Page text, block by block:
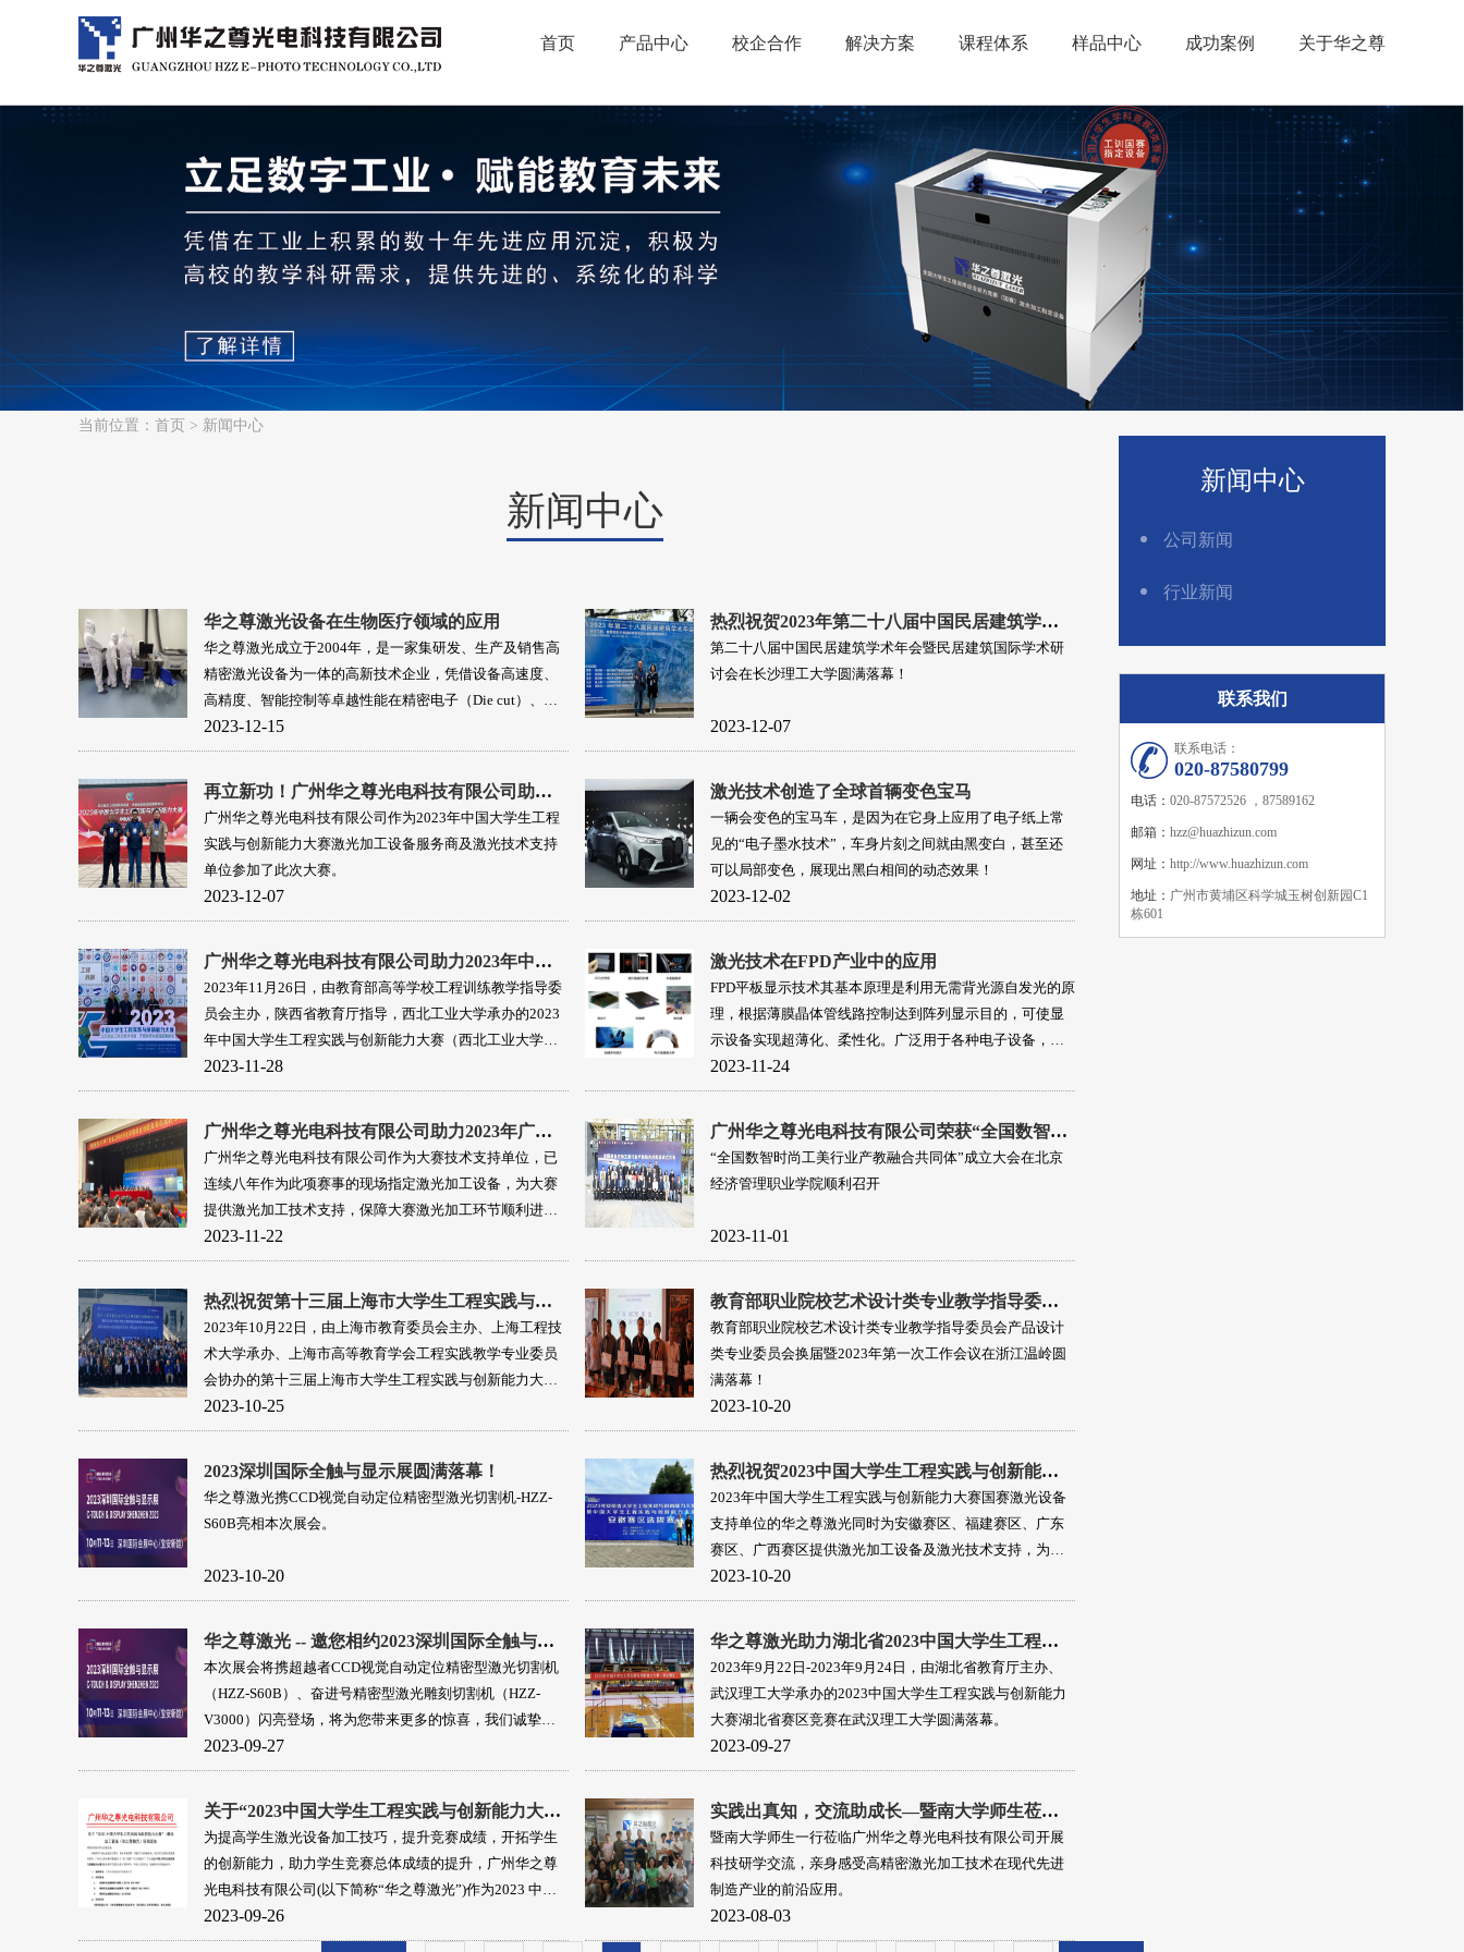
首页 产品中心 校企合作 解决方案 课程体系 样品中心 成功案例 关于华之尊
当前位置： 首页 > 新闻中心
新闻中心
华之尊激光设备在生物医疗领域的应用
华之尊激光成立于2004年，是一家集研发、生产及销售高
精密激光设备为一体的高新技术企业，凭借设备高速度、
高精度、智能控制等卓越性能在精密电子（Die cut）、半
导体产业（Wafer）、3C产业、核电新能源、汽车制造、
FPD平板显示、生物医疗等工业领域得到广泛应用，为他们
2023-12-15
热烈祝贺2023年第二十八届中国民居建筑学术年会暨民居建筑国际学术研讨会圆满落幕！
第二十八届中国民居建筑学术年会暨民居建筑国际学术研
讨会在长沙理工大学圆满落幕！
2023-12-07
再立新功！广州华之尊光电科技有限公司助力2023年中国大学生工程实践与创新能力大赛全国总决赛（中南大学赛区）成功举办！
广州华之尊光电科技有限公司作为2023年中国大学生工程
实践与创新能力大赛激光加工设备服务商及激光技术支持
单位参加了此次大赛。
2023-12-07
激光技术创造了全球首辆变色宝马
一辆会变色的宝马车，是因为在它身上应用了电子纸上常
见的“电子墨水技术”，车身片刻之间就由黑变白，甚至还
可以局部变色，展现出黑白相间的动态效果！
2023-12-02
广州华之尊光电科技有限公司助力2023年中国大学生工程实践与创新能力大赛全国总决赛（西北工业大学赛区）成功举办！
2023年11月26日，由教育部高等学校工程训练教学指导委
员会主办，陕西省教育厅指导，西北工业大学承办的2023
年中国大学生工程实践与创新能力大赛（西北工业大学赛
区）在西北工业大学成功举办！
2023-11-28
激光技术在FPD产业中的应用
FPD平板显示技术其基本原理是利用无需背光源自发光的原
理，根据薄膜晶体管线路控制达到阵列显示目的，可使显
示设备实现超薄化、柔性化。广泛用于各种电子设备，包
括电视、计算机和智能手机，当前平板显示器件主要包括
LCD、PDP和OLED等
2023-11-24
广州华之尊光电科技有限公司助力2023年广东省工科大学生实验综合技能竞赛顺利举办！
广州华之尊光电科技有限公司作为大赛技术支持单位，已
连续八年作为此项赛事的现场指定激光加工设备，为大赛
提供激光加工技术支持，保障大赛激光加工环节顺利进
行。
2023-11-22
广州华之尊光电科技有限公司荣获“全国数智时尚工美行业产教融合共同体”副理事长单位！
“全国数智时尚工美行业产教融合共同体”成立大会在北京
经济管理职业学院顺利召开
2023-11-01
热烈祝贺第十三届上海市大学生工程实践与创新能力大赛暨2023年中国大学生工程实践与创新能力大赛上海市选拔赛圆满落幕！
2023年10月22日，由上海市教育委员会主办、上海工程技
术大学承办、上海市高等教育学会工程实践教学专业委员
会协办的第十三届上海市大学生工程实践与创新能力大赛
暨2023年中国大学生工程实践与创新能力大赛上海市选拔
赛在上海工程技术大学圆满落幕。
2023-10-25
教育部职业院校艺术设计类专业教学指导委员会产品设计类专业委员会换届暨2023年第一次工作会议圆满落幕！
教育部职业院校艺术设计类专业教学指导委员会产品设计
类专业委员会换届暨2023年第一次工作会议在浙江温岭圆
满落幕！
2023-10-20
2023深圳国际全触与显示展圆满落幕！
华之尊激光携CCD视觉自动定位精密型激光切割机-HZZ-
S60B亮相本次展会。
2023-10-20
热烈祝贺2023中国大学生工程实践与创新能力大赛安徽赛区、福建赛区、广东赛区、广西赛区选拔赛圆满收官！
2023年中国大学生工程实践与创新能力大赛国赛激光设备
支持单位的华之尊激光同时为安徽赛区、福建赛区、广东
赛区、广西赛区提供激光加工设备及激光技术支持，为大
赛保驾护航，助力大赛圆满收官！
2023-10-20
华之尊激光 -- 邀您相约2023深圳国际全触与显示展！
本次展会将携超越者CCD视觉自动定位精密型激光切割机
（HZZ-S60B）、奋进号精密型激光雕刻切割机（HZZ-
V3000）闪亮登场，将为您带来更多的惊喜，我们诚挚邀
请您莅临我司展位参观、洽谈！
2023-09-27
华之尊激光助力湖北省2023中国大学生工程实践与创新能力大赛圆满落幕！
2023年9月22日-2023年9月24日，由湖北省教育厅主办、
武汉理工大学承办的2023中国大学生工程实践与创新能力
大赛湖北省赛区竞赛在武汉理工大学圆满落幕。
2023-09-27
关于“2023中国大学生工程实践与创新能力大赛”-国赛激光加工设备（华之尊激光）的培训通知
为提高学生激光设备加工技巧，提升竞赛成绩，开拓学生
的创新能力，助力学生竞赛总体成绩的提升，广州华之尊
光电科技有限公司(以下简称“华之尊激光”)作为2023 中国
大学生工程实践与创新能力大赛创新实践环节设备及技术
支持单位，特组织本次培训。
2023-09-26
实践出真知，交流助成长—暨南大学师生莅临华之尊激光研学交流！
暨南大学师生一行莅临广州华之尊光电科技有限公司开展
科技研学交流，亲身感受高精密激光加工技术在现代先进
制造产业的前沿应用。
2023-08-03
新闻中心
公司新闻
行业新闻
联系我们
联系电话：
020-87580799
电话： 020-87572526 ，87589162
邮箱： hzz@huazhizun.com
网址： http://www.huazhizun.com
地址： 广州市黄埔区科学城玉树创新园C1
栋601